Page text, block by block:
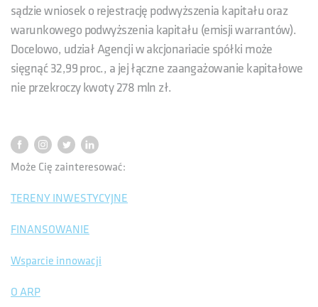
sądzie wniosek o rejestrację podwyższenia kapitału oraz
warunkowego podwyższenia kapitału (emisji warrantów).
Docelowo, udział Agencji w akcjonariacie spółki może
sięgnąć 32,99 proc., a jej łączne zaangażowanie kapitałowe
nie przekroczy kwoty 278 mln zł.
Może Cię zainteresować:
TERENY INWESTYCYJNE
FINANSOWANIE
Wsparcie innowacji
O ARP